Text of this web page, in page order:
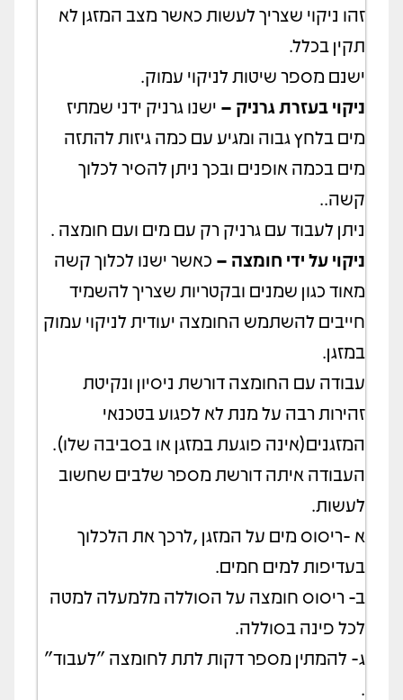
זהו ניקוי שצריך לעשות כאשר מצב המזגן לא
תקין בכלל.
ישנם מספר שיטות לניקוי עמוק.
ניקוי בעזרת גרניק – ישנו גרניק ידני שמתיז
מים בלחץ גבוה ומגיע עם כמה גיזות להתזה
מים בכמה אופנים ובכך ניתן להסיר לכלוך
קשה..
ניתן לעבוד עם גרניק רק עם מים ועם חומצה .
ניקוי על ידי חומצה – כאשר ישנו לכלוך קשה
מאוד כגון שמנים ובקטריות שצריך להשמיד
חייבים להשתמש החומצה יעודית לניקוי עמוק
במזגן.
עבודה עם החומצה דורשת ניסיון ונקיטת
זהירות רבה על מנת לא לפגוע בטכנאי
המזגנים(אינה פוגעת במזגן או בסביבה שלו).
העבודה איתה דורשת מספר שלבים שחשוב
לעשות.
א -ריסוס מים על המזגן ,לרכך את הלכלוך
בעדיפות למים חמים.
ב- ריסוס חומצה על הסוללה מלמעלה למטה
לכל פינה בסוללה.
ג- להמתין מספר דקות לתת לחומצה "לעבוד"
.